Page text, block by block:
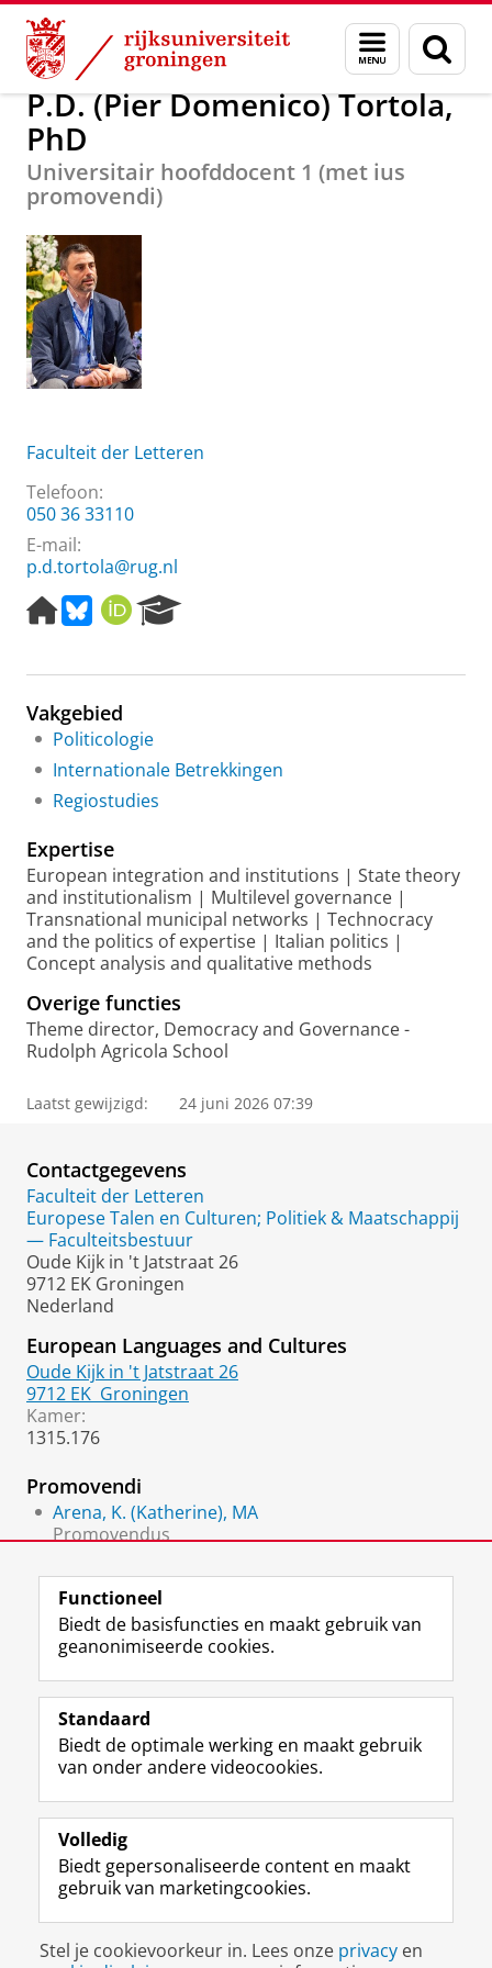
Skip
Content
Skip
Navigation
Menu
en
zoeken
Over ons P.D. (Pier Domenico) Tortola, PhD
P.D. (Pier Domenico) Tortola,
PhD
Universitair hoofddocent 1 (met ius
promovendi)
Faculteit der Letteren
Telefoon:
050 36 33110
E-mail:
p.d.tortola@rug.nl
H
o
e
a
g
B
e
k
y
O
R
I
e
h
P
a
l
Vakgebied
Politicologie
Internationale Betrekkingen
Regiostudies
Expertise
European integration and institutions | State theory
and institutionalism | Multilevel governance |
Transnational municipal networks | Technocracy
and the politics of expertise | Italian politics |
Concept analysis and qualitative methods
Overige functies
Theme director, Democracy and Governance -
Rudolph Agricola School
Laatst gewijzigd: 24 juni 2026 07:39
Contactgegevens
Faculteit der Letteren
Europese Talen en Culturen; Politiek & Maatschappij
— Faculteitsbestuur
Oude Kijk in 't Jatstraat 26
9712 EK Groningen
Nederland
European Languages and Cultures
Oude Kijk in 't Jatstraat 26
9712 EK Groningen
Kamer:
1315.176
Promovendi
Arena, K. (Katherine), MA
Promovendus
Volg de RUG
F
a
e
b
o
p
a
i
n
L
i
k
e
I
-
p
g
i
R
S
-
f
e
R
k
s
I
n
t
r
m
c
c
Y
o
T
e
k
a
a
Studiekiezers
Alumni
Over ons
Disclaimer & Copyright
Inloggen
Functioneel
Biedt de basisfuncties en maakt gebruik van
geanonimiseerde cookies.
Standaard
Biedt de optimale werking en maakt gebruik
van onder andere videocookies.
Volledig
Biedt gepersonaliseerde content en maakt
gebruik van marketingcookies.
Stel je cookievoorkeur in. Lees onze privacy en